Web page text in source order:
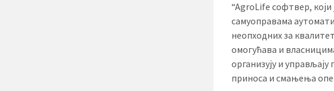
“AgroLife софтвер, који
самуоправама
неопходних за
омогућава и
организују и
приноса и смањења